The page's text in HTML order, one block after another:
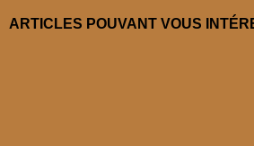
ARTICLES POUVANT VOUS